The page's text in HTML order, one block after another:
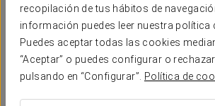
recopilación de tus hábitos de
información puedes leer nuestra política
Puedes aceptar todas las cookies
“Aceptar” o puedes configurar o
pulsando en “Configurar”.
Política de
SOLICITAR
x m
altura
16 - 10 16
Barcelona
65 m 2
x m
24 20 20 20